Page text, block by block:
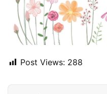
美
敬
拜
神
研
登录
Post Views: 288